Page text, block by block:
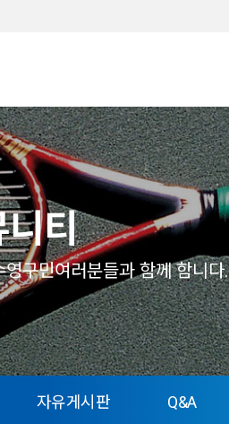
니티
구민여러분들과 함께 함니다.
자유게시판 Q&A